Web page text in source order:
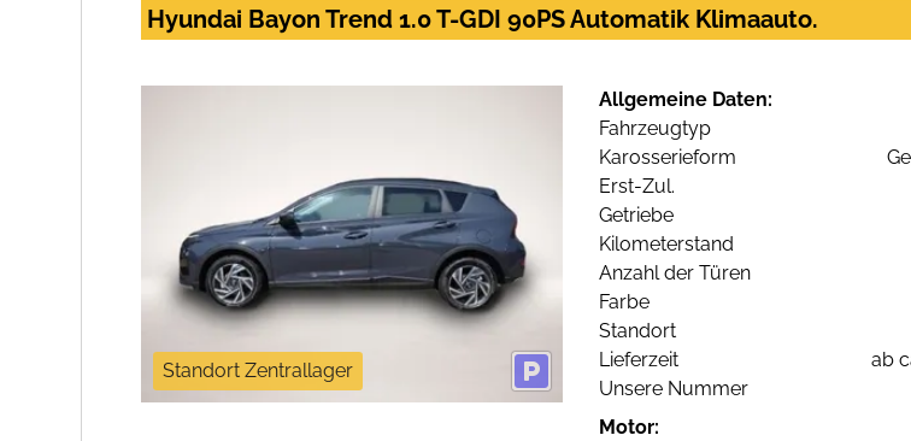
Hyundai Bayon Trend 1.0 T-GDI 90PS Automatik Klimaauto.
Standort Zentrallager
Allgemeine Daten:
Fahrzeugtyp
Karosserieform
Erst-Zul.
Getriebe
Kilometerstand
Anzahl der Türen
Farbe
Standort
Lieferzeit
ab
Unsere Nummer
Motor: